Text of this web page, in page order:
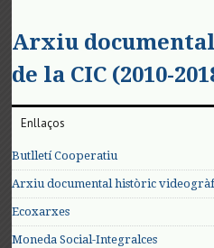
Arxiu
de la CIC (2010-
Enllaços
Butlletí Cooperatiu
Arxiu documental històric
Ecoxarxes
Moneda Social-Integralces